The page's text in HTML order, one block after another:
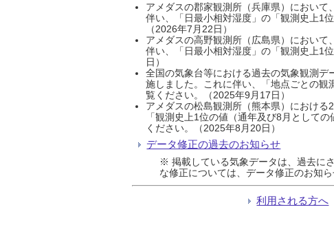
アメダスの郡家観測所（兵庫県）におい
伴い、「日最小相対湿度」の「観測史上1
（2026年7月22日）
アメダスの高野観測所（広島県）におい
伴い、「日最小相対湿度」の「観測史上1
日）
全国の気象台等における過去の気象観測
施しました。これに伴い、「地点ごとの
覧ください。（2025年9月17日）
アメダスの松島観測所（熊本県）におけ
「観測史上1位の値（通年及び8月として
ください。（2025年8月20日）
データ修正の過去のお知らせ
※ 掲載している気象データは、過去に
な修正については、データ修正のお知ら
利用される方へ